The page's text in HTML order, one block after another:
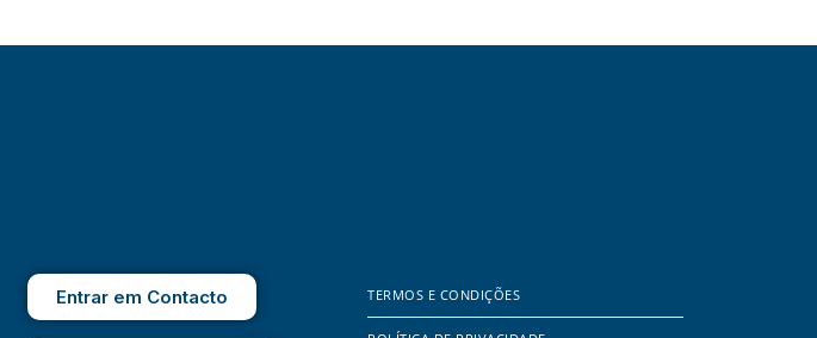
Entrar em Contacto TERMOS E CONDIÇÕES